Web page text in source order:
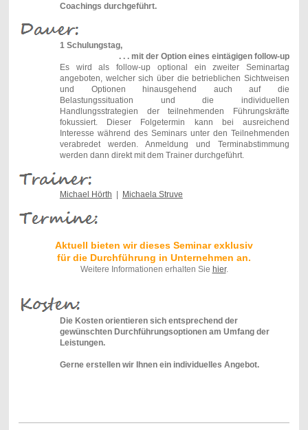
Coachings durchgeführt.
1 Schulungstag,
. . . mit der Option eines eintägigen follow-up
Es wird als follow-up optional ein zweiter Seminartag
angeboten, welcher sich über die betrieblichen Sichtweisen
und Optionen hinausgehend auch auf die
Belastungssituation und die individuellen
Handlungsstrategien der teilnehmenden Führungskräfte
fokussiert. Dieser Folgetermin kann bei ausreichend
Interesse während des Seminars unter den Teilnehmenden
verabredet werden. Anmeldung und Terminabstimmung
werden dann direkt mit dem Trainer durchgeführt.
Michael Hörth Michaela Struve
Aktuell bieten wir dieses Seminar exklusiv
für die Durchführung in Unternehmen an.
Weitere Informationen erhalten Sie hier.
Die Kosten orientieren sich entsprechend der
gewünschten Durchführungsoptionen am Umfang der
Leistungen.
Gerne erstellen wir Ihnen ein individuelles Angebot.